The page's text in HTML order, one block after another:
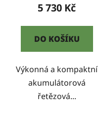
5 730 Kč
DO KOŠÍKU
Výkonná a kompaktní
akumulátorová
řetězová...